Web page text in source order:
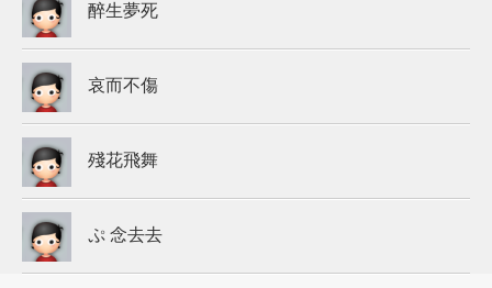
醉生夢死
哀而不傷
殘花飛舞
ぷ 念去去